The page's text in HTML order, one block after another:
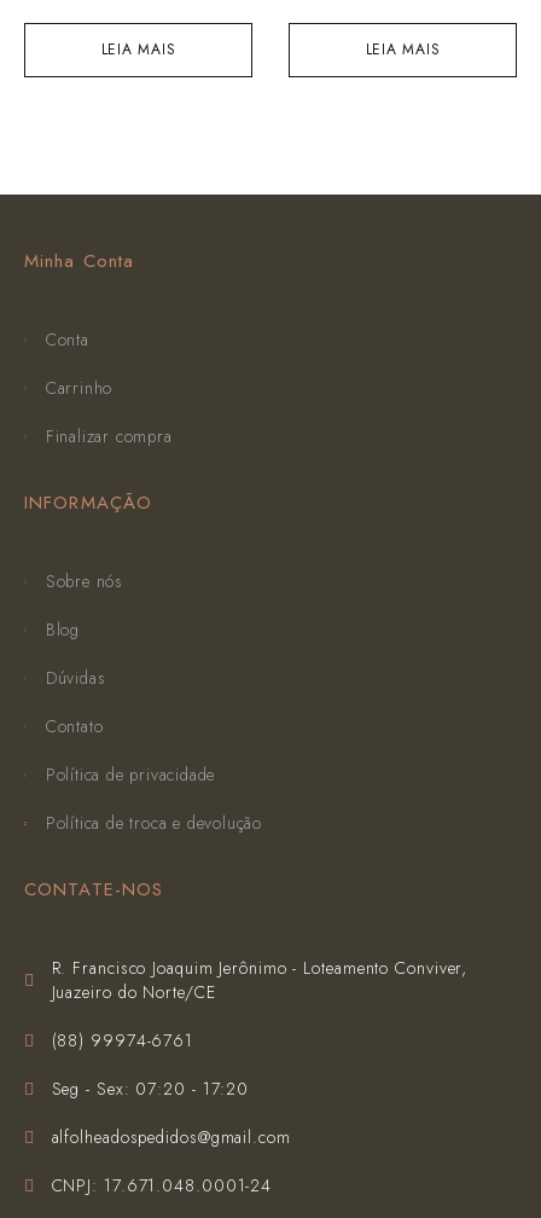
LEIA MAIS LEIA MAIS
Minha Conta
Conta
Carrinho
Finalizar compra
INFORMAÇÃO
Sobre nós
Blog
Dúvidas
Contato
Política de privacidade
Política de troca e devolução
CONTATE-NOS
R. Francisco Joaquim Jerônimo - Loteamento Conviver,
Juazeiro do Norte/CE
(‪88) 99974-6761‬
Seg - Sex: 07:20 - 17:20
alfolheadospedidos@gmail.com
CNPJ: 17.671.048.0001-24